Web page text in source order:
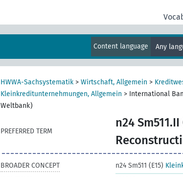
Content language Any
HWWA-Sachsystematik > Wirtschaft, Allgemein >
Kleinkreditunternehmungen, Allgemein > International
Weltbank)
PREFERRED TERM
n24 Sm511.II
BROADER CONCEPT n24 Sm511 (E15)